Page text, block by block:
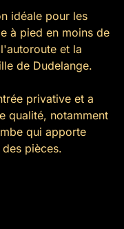
idéale pour les
à pied en moins de
et la
de Dudelange.
privative et a
qualité, notamment
qui apporte
pièces.